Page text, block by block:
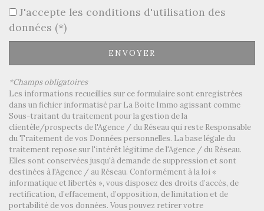
École maternelle
École primaire
Mairie
statistiques
Nombre d'habitants
12 619
Propriétaires (vs. locataires)
46,63 %
Taxe habitation
12,43 %
Taxe foncière
J'accepte les conditions d'utilisation des
données (*)
ENVOYER
*Champs obligatoires
Les informations recueillies sur ce formulaire sont enregistrées
dans un fichier informatisé par La Boite Immo agissant comme
Sous-traitant du traitement pour la gestion de la
clientèle/prospects de l'Agence / du Réseau qui reste Responsable
du Traitement de vos Données personnelles. La base légale du
traitement repose sur l'intérêt légitime de l'Agence / du Réseau.
Elles sont conservées jusqu'à demande de suppression et sont
destinées à l'Agence / au Réseau. Conformément à la loi «
informatique et libertés », vous disposez des droits d’accès, de
rectification, d’effacement, d’opposition, de limitation et de
portabilité de vos données. Vous pouvez retirer votre